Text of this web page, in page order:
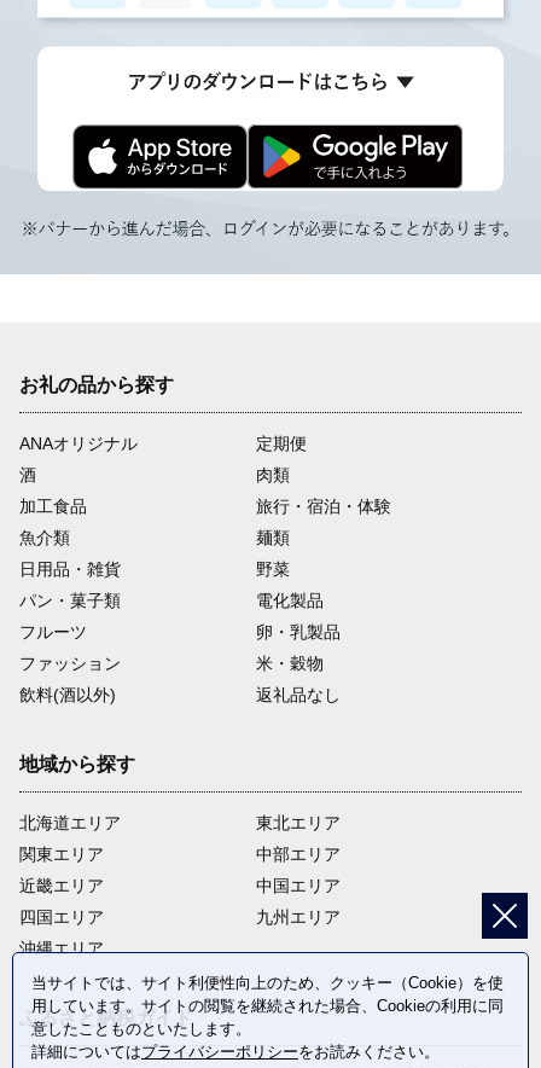
お礼の品から探す
ANAオリジナル
定期便
酒
肉類
加工食品
旅行・宿泊・体験
魚介類
麺類
日用品・雑貨
野菜
パン・菓子類
電化製品
フルーツ
卵・乳製品
ファッション
米・穀物
飲料(酒以外)
返礼品なし
地域から探す
北海道エリア
関東エリア
近畿エリア
四国エリア
沖縄エリア
東北エリア
中部エリア
中国エリア
九州エリア
ふるさと納税ガイド
当サイトでは、サイト利便性向上のため、クッキー（Cookie）を使
用しています。サイトの閲覧を継続された場合、Cookieの利用に同
意したことものといたします。
詳細についてはプライバシーポリシーをお読みください。